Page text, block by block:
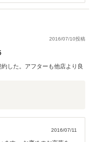
じますので、 今後とも宜し
永いお付き合いをさせて
度は弊社にて、フェラー
うございました。2016/07/10投稿
した。アフターも他店より良
2016/07/11